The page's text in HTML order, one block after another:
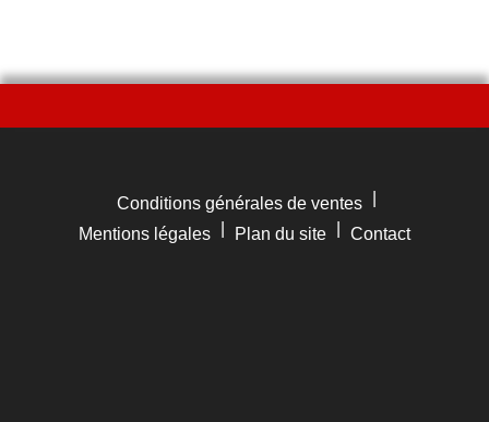
Conditions générales de ventes
Mentions légales
Plan du site Contact